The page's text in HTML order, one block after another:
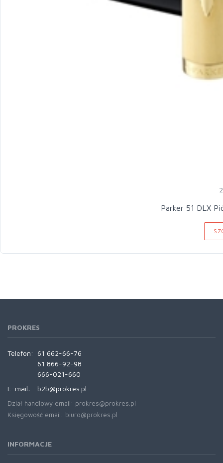
Parker
PROKRES
Telefon:
61 662-66-76
61 866-92-98
666-021-660
E-mail:
b2b@prokres.pl
Dział handlowy email: prokres@prokres.pl
Księgowość email: biuro@prokres.pl
INFORMACJE